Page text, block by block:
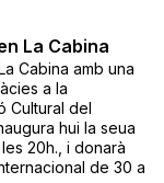
La Cabina
Cabina amb una
a la
Cultural del
hui la seua
20h., i donarà
de 30 a